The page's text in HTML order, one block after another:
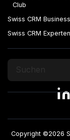
Club
Swiss CRM
Swiss CRM
Copyright ©2026